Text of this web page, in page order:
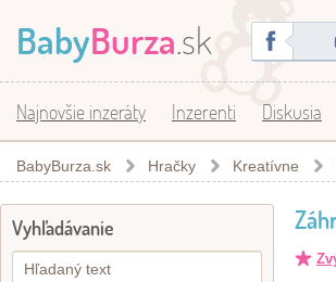
BabyBurza.sk
Najnovšie inzeráty Inzerenti Diskusia
BabyBurza.sk Hračky Kreatívne
Vyhľadávanie